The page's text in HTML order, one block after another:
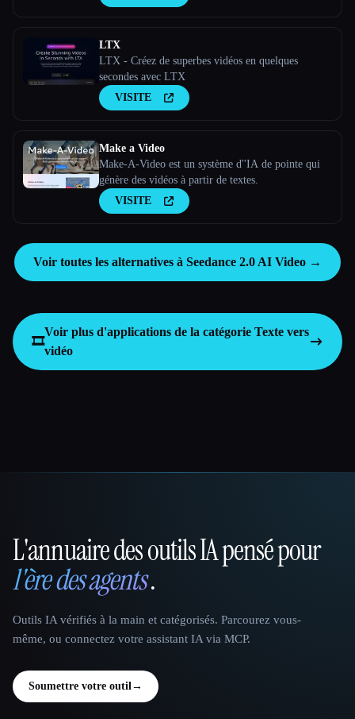
LTX
LTX - Créez de superbes vidéos en quelques
secondes avec LTX
VISITE
Make a Video
Make-A-Video est un système d''IA de pointe qui
génère des vidéos à partir de textes.
VISITE
Voir toutes les alternatives à Seedance 2.0 AI Video →
🎞️
Voir plus d'applications de la catégorie Texte vers
vidéo
That AI Collection
L'annuaire des outils IA pensé pour
l'ère des agents.
Outils IA vérifiés à la main et catégorisés. Parcourez vous-
même, ou connectez votre assistant IA via MCP.
Soumettre votre outil→